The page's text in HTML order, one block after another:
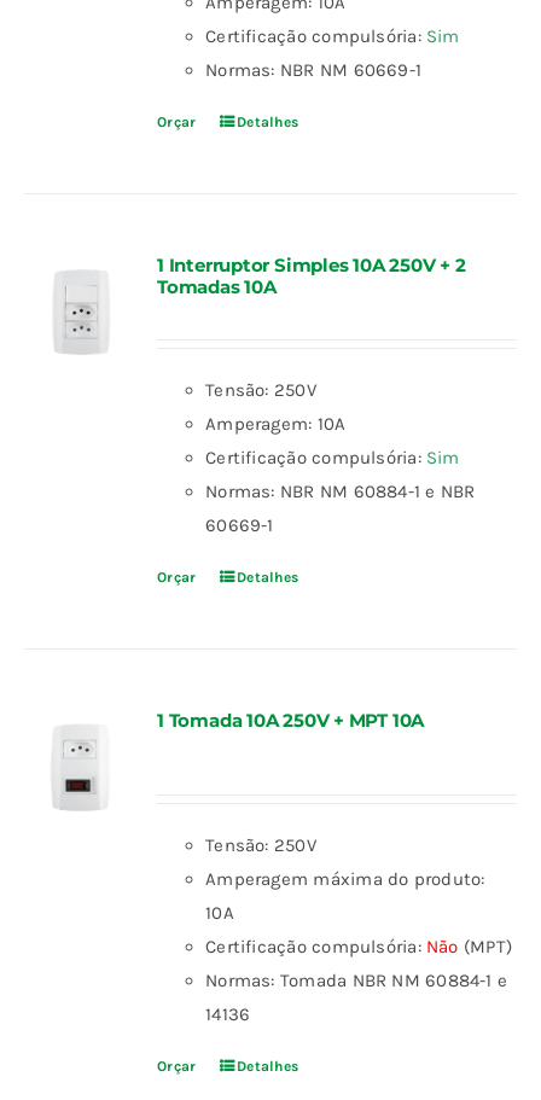
Certificação compulsória: Sim
Normas: NBR NM 60669-1
Orçar Detalhes
1 Interruptor Simples 10A 250V + 2
Tomadas 10A
Tensão: 250V
Amperagem: 10A
Certificação compulsória: Sim
Normas: NBR NM 60884-1 e NBR
60669-1
Orçar Detalhes
1 Tomada 10A 250V + MPT 10A
Tensão: 250V
Amperagem máxima do produto:
10A
Certificação compulsória: Não (MPT)
Normas: Tomada NBR NM 60884-1 e
14136
Orçar Detalhes